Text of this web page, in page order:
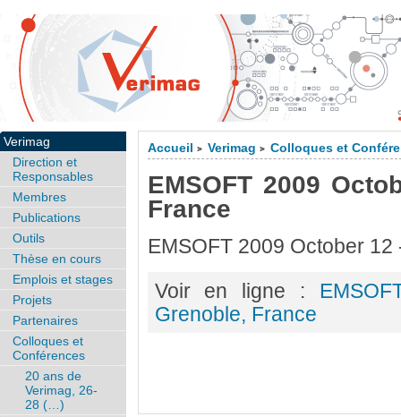
Accueil > Verimag > Colloques et
EMSOFT 2009
France
EMSOFT 2009 October
Voir en ligne :
Grenoble, France
Verimag
Direction et
Responsables
Membres
Publications
Outils
Thèse en cours
Emplois et stages
Projets
Partenaires
Colloques et
Conférences
20 ans de
Verimag, 26-
28 (…)